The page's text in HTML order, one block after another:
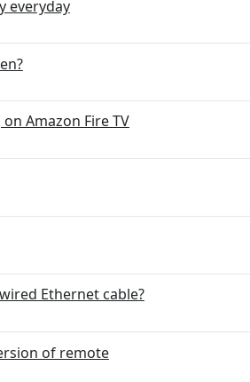
everyday
Amazon Fire TV
Ethernet cable?
of remote